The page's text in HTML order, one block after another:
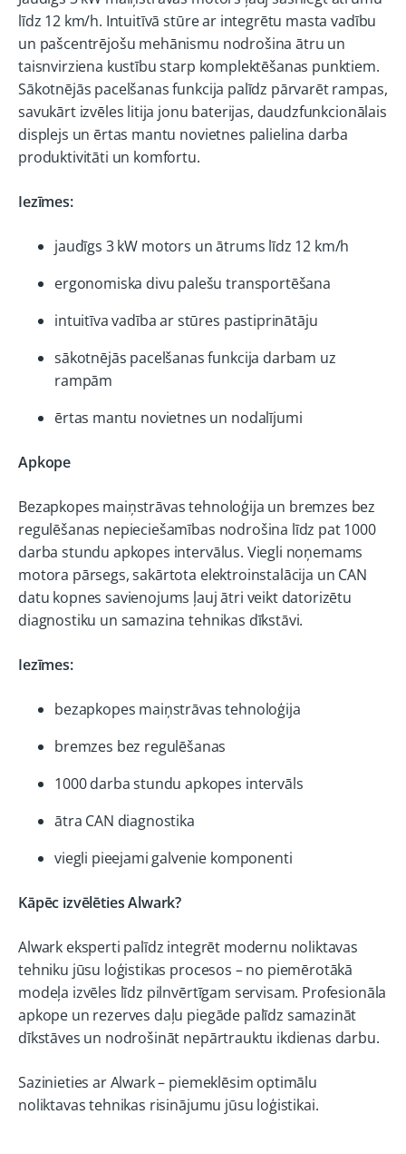
līdz 12 km/h. Intuitīvā stūre ar integrētu masta vadību
un pašcentrējošu mehānismu nodrošina ātru un
taisnvirziena kustību starp komplektēšanas punktiem.
Sākotnējās pacelšanas funkcija palīdz pārvarēt rampas,
savukārt izvēles litija jonu baterijas, daudzfunkcionālais
displejs un ērtas mantu novietnes palielina darba
produktivitāti un komfortu.
Iezīmes:
jaudīgs 3 kW motors un ātrums līdz 12 km/h
ergonomiska divu palešu transportēšana
intuitīva vadība ar stūres pastiprinātāju
sākotnējās pacelšanas funkcija darbam uz
rampām
ērtas mantu novietnes un nodalījumi
Apkope
Bezapkopes maiņstrāvas tehnoloģija un bremzes bez
regulēšanas nepieciešamības nodrošina līdz pat 1000
darba stundu apkopes intervālus. Viegli noņemams
motora pārsegs, sakārtota elektroinstalācija un CAN
datu kopnes savienojums ļauj ātri veikt datorizētu
diagnostiku un samazina tehnikas dīkstāvi.
Iezīmes:
bezapkopes maiņstrāvas tehnoloģija
bremzes bez regulēšanas
1000 darba stundu apkopes intervāls
ātra CAN diagnostika
viegli pieejami galvenie komponenti
Kāpēc izvēlēties Alwark?
Alwark eksperti palīdz integrēt modernu noliktavas
tehniku jūsu loģistikas procesos – no piemērotākā
modeļa izvēles līdz pilnvērtīgam servisam. Profesionāla
apkope un rezerves daļu piegāde palīdz samazināt
dīkstāves un nodrošināt nepārtrauktu ikdienas darbu.
Sazinieties ar Alwark – piemeklēsim optimālu
noliktavas tehnikas risinājumu jūsu loģistikai.